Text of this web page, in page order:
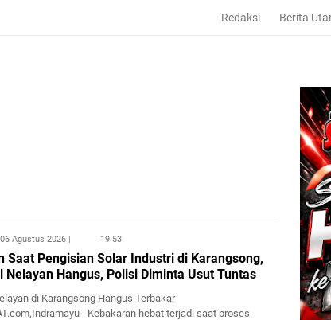
Redaksi Berita
06 Agustus 2026 19.53
Saat Pengisian Solar Industri di Karangsong,
Nelayan Hangus, Polisi Diminta Usut Tuntas
di Karangsong Hangus Terbakar
- Kebakaran hebat terjadi saat proses